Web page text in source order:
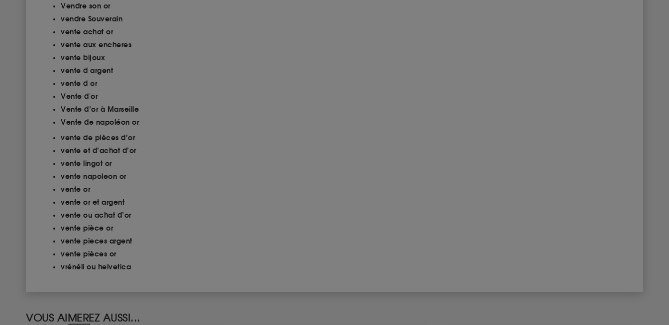
Vendre son or
vendre Souverain
vente achat or
vente aux encheres
vente bijoux
vente d argent
vente d or
Vente d'or
Vente d’or à Marseille
Vente de napoléon or
vente de pièces d’or
vente et d’achat d’or
vente lingot or
vente napoleon or
vente or
vente or et argent
vente ou achat d’or
vente pièce or
vente pieces argent
vente pièces or
vrénéli ou helvetica
VOUS AIMEREZ AUSSI...